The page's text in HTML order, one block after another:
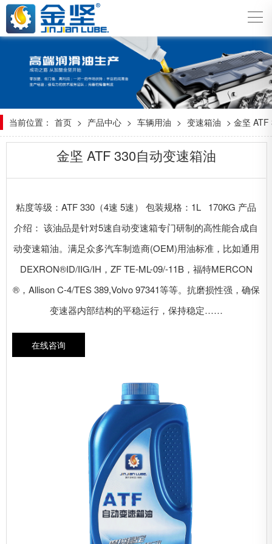
当前位置： 首页 > 产品中心 > 车辆用油 > 变速箱油 > 金坚
金坚 ATF 330自动变速箱油
粘度等级：ATF 330（4速 5速） 包装规格：1L 170KG 产品
介绍： 该油品是针对5速自动变速箱专门研制的高性能合成自
动变速箱油。满足众多汽车制造商(OEM)用油标准，比如通用
DEXRON®ID/IIG/IH，ZF TE-ML-09/-11B，福特MERCON
®，Allison C-4/TES 389,Volvo 97341等等。抗磨损性强，确保
变速器内部结构的平稳运行，保持稳定……
在线咨询